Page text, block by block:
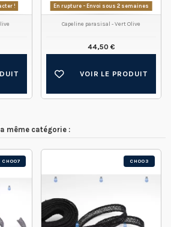
! En rupture - Envoi sous 2 semaines
Capeline parasisal - Vert Olive
44,50 €
VOIR LE PRODUIT
même catégorie :
CH007 CH003